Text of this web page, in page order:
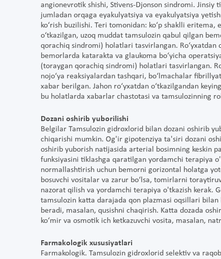
angionevrotik shishi, Stivens-Djonson sindromi.
jumladan orqaga eyakulyatsiya va eyakulyatsiya
ko‘rish buzilishi. Teri tomonidan: ko‘p shaklli
o‘tkazilgan, uzoq muddat tamsulozin qabul qilgan
qorachiq sindromi) holatlari tasvirlangan. Ro‘yxatdan
bemorlarda katarakta va glaukoma bo‘yicha
(toraygan qorachiq sindromi) holatlari tasvirlangan.
nojo‘ya reaksiyalardan tashqari, bo‘lmachalar
xabar berilgan. Jahon ro‘yxatdan o‘tkazilgandan
bu holatlarda xabarlar chastotasi va tamsulozinning
Dozani oshirib yuborilishi
Belgilar Tamsulozin gidroxlorid bilan dozani oshirib
chiqarishi mumkin. Og'ir gipotenziya ta'siri dozani
oshirib yuborish natijasida arterial bosimning keskin
funksiyasini tiklashga qaratilgan yordamchi terapiya
normallashtirish uchun bemorni gorizontal holatga
bosuvchi vositalar va zarur bo‘lsa, tomirlarni
nazorat qilish va yordamchi terapiya o'tkazish kerak.
tamsulozin katta darajada qon plazmasi oqsillari
beradi, masalan, qusishni chaqirish. Katta dozada
ko‘mir va osmotik ich ketkazuvchi vosita, masalan,
Farmakologik xususiyatlari
Farmakologik. Tamsulozin gidroxlorid selektiv va